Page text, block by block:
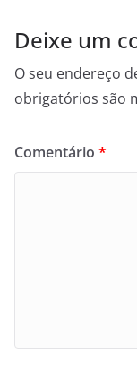
Deixe um
O seu endereço
obrigatórios são
Comentário *